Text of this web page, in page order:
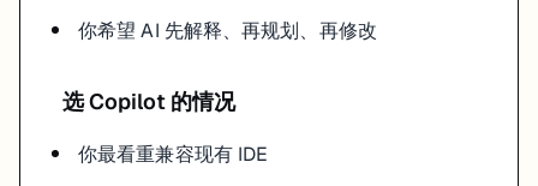
你希望 AI 先解释、再规划、再修改
选 Copilot 的情况
你最看重兼容现有 IDE